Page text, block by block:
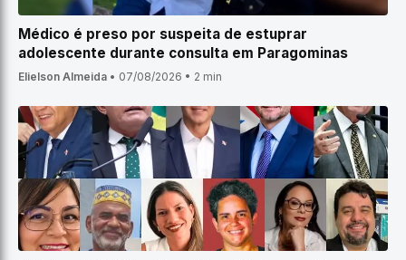
Médico é preso por suspeita de estuprar
adolescente durante consulta em Paragominas
Elielson Almeida • 07/08/2026 • 2 min